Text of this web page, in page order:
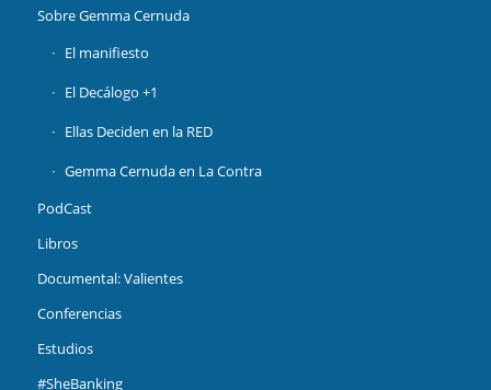
Sobre Gemma Cernuda
El manifiesto
El Decálogo +1
Ellas Deciden en la RED
Gemma Cernuda en La Contra
PodCast
Libros
Documental: Valientes
Conferencias
Estudios
#SheBanking